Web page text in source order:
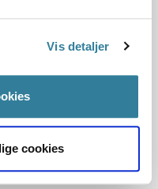
Vis detaljer
cookies
i udvalgte
2023-2025 et
og